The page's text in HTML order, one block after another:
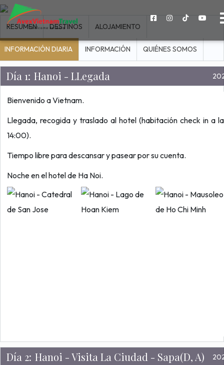
RESUMEN DESTINOS ALOJAMIENTO
INFORMACIÓN DIARIA INFORMACIÓN QUIÉNES SOMOS
Día 1: Hanoi - LLegada
Bienvenido a Vietnam.
Llegada, recogida y traslado al hotel (habitación check in a
14:00).
Tiempo libre para descansar y pasear por su cuenta.
Noche en el hotel de Ha Noi.
Día 2: Hanoi - Visita La Ciudad - Sapa(D, A)